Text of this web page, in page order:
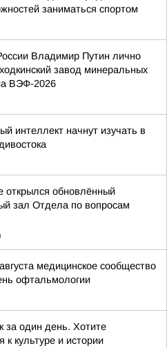
заниматься спортом
Владимир Путин лично
завод минеральных
ВЭФ-2026
интеллект начнут изучать в
открылся обновлённый
зал Отдела по вопросам
медицинское сообщество
офтальмологии
за один день. Хотите
к культуре и истории